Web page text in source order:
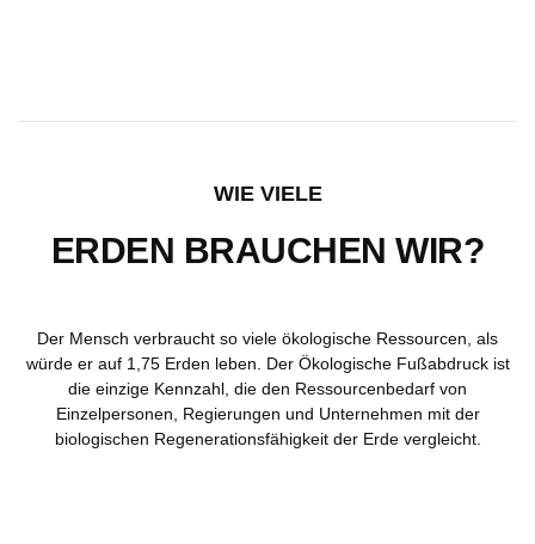
WIE VIELE
ERDEN BRAUCHEN WIR?
Der Mensch verbraucht so viele ökologische Ressourcen, als
würde er auf 1,75 Erden leben. Der Ökologische Fußabdruck ist
die einzige Kennzahl, die den Ressourcenbedarf von
Einzelpersonen, Regierungen und Unternehmen mit der
biologischen Regenerationsfähigkeit der Erde vergleicht.